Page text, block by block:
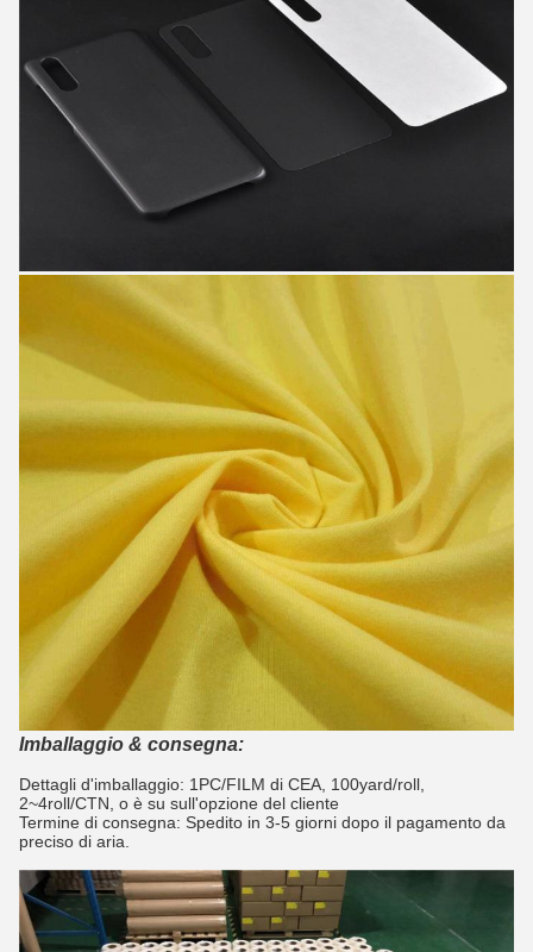
Imballaggio & consegna:
Dettagli d'imballaggio: 1PC/FILM di CEA, 100yard/roll,
2~4roll/CTN, o è su sull'opzione del cliente
Termine di consegna: Spedito in 3-5 giorni dopo il pagamento da
preciso di aria.